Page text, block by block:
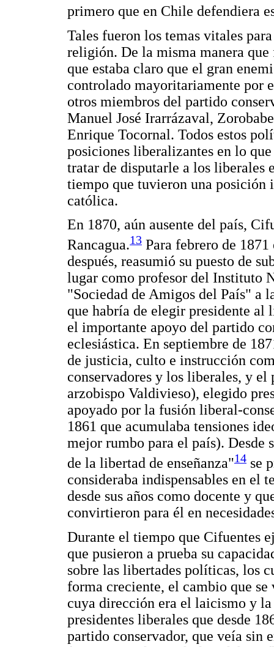
primero que en Chile defendiera
Tales fueron los temas vitales
religión. De la misma manera
que estaba claro que el gran
controlado mayoritariamente por
otros miembros del partido
Manuel José Irarrázaval,
Enrique Tocornal. Todos estos
posiciones liberalizantes en lo
tratar de disputarle a los liberales
tiempo que tuvieron una posición
católica.
En 1870, aún ausente del país,
Rancagua.13 Para febrero de
después, reasumió su puesto de
lugar como profesor del Instituto
"Sociedad de Amigos del País" a
que habría de elegir presidente
el importante apoyo del partido
eclesiástica. En septiembre de
de justicia, culto e instrucción
conservadores y los liberales, y
arzobispo Valdivieso), elegido
apoyado por la fusión liberal-
1861 que acumulaba tensiones
mejor rumbo para el país). Desde
de la libertad de enseñanza"14 se
consideraba indispensables en el
desde sus años como docente y
convirtieron para él en
Durante el tiempo que Cifuentes
que pusieron a prueba su
sobre las libertades políticas, los
forma creciente, el cambio que
cuya dirección era el laicismo y
presidentes liberales que desde
partido conservador, que veía sin